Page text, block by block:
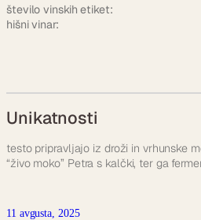
število vinskih etiket:
hišni vinar:
Unikatnosti
testo pripravljajo iz droži in vrhunske
“živo moko” Petra s kalčki, ter ga
11 avgusta, 2025